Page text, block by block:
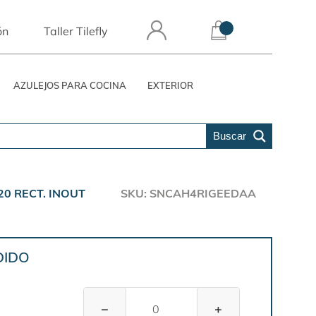
Taller Tilefly
AZULEJOS PARA COCINA EXTERIOR
Buscar
RECT. INOUT
SKU: SNCAH4RIGEEDAA
− +